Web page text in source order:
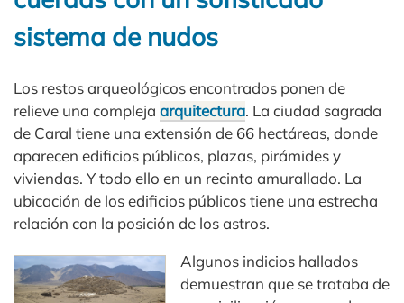
sistema de nudos
Los restos arqueológicos encontrados ponen de
relieve una compleja arquitectura. La ciudad sagrada
de Caral tiene una extensión de 66 hectáreas, donde
aparecen edificios públicos, plazas, pirámides y
viviendas. Y todo ello en un recinto amurallado. La
ubicación de los edificios públicos tiene una estrecha
relación con la posición de los astros.
Algunos indicios hallados
demuestran que se trataba de